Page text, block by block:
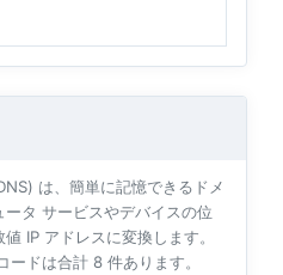
は、簡単に記憶できるドメ
タ サービスやデバイスの位
IP アドレスに変換します。
ードは合計 8 件あります。